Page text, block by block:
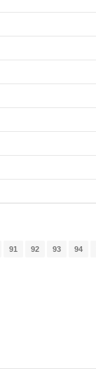
91 92 93 94